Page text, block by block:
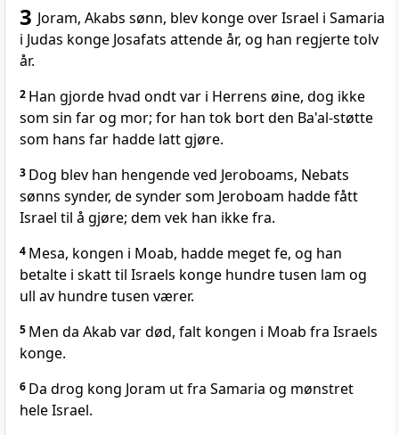
3 Joram, Akabs sønn, blev konge over Israel i Samaria
i Judas konge Josafats attende år, og han regjerte tolv
år.
2 Han gjorde hvad ondt var i Herrens øine, dog ikke
som sin far og mor; for han tok bort den Ba'al-støtte
som hans far hadde latt gjøre.
3 Dog blev han hengende ved Jeroboams, Nebats
sønns synder, de synder som Jeroboam hadde fått
Israel til å gjøre; dem vek han ikke fra.
4 Mesa, kongen i Moab, hadde meget fe, og han
betalte i skatt til Israels konge hundre tusen lam og
ull av hundre tusen værer.
5 Men da Akab var død, falt kongen i Moab fra Israels
konge.
6 Da drog kong Joram ut fra Samaria og mønstret
hele Israel.